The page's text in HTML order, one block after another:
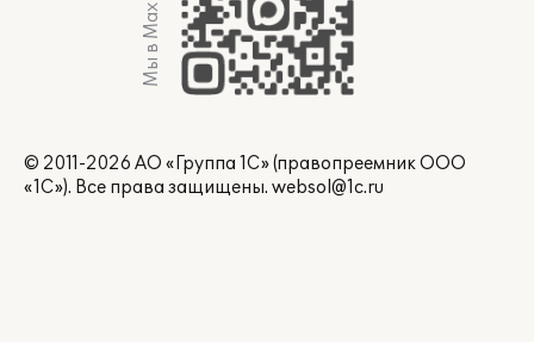
Мы в Max
© 2011-2026 АО «Группа 1С» (правопреемник ООО
«1С»). Все права защищены. websol@1c.ru